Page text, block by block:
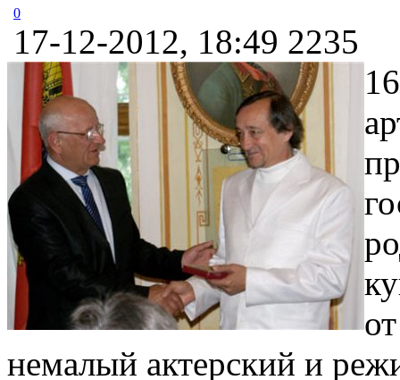
0
17-12-2012, 18:49 2235
немалый актерский и